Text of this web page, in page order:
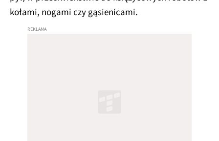
kołami, nogami czy gąsienicami.